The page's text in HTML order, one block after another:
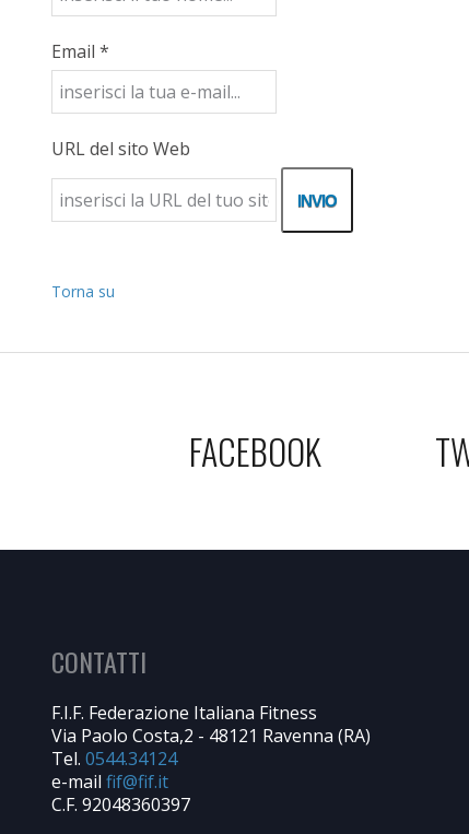
Email *
URL del sito Web
Torna su
FACEBOOK
CONTATTI
F.I.F. Federazione Italiana Fitness
Via Paolo Costa,2 - 48121 Ravenna (RA)
Tel. 0544.34124
e-mail
C.F. 92048360397